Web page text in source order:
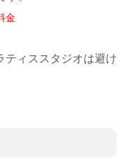
金
ティススタジオは避け